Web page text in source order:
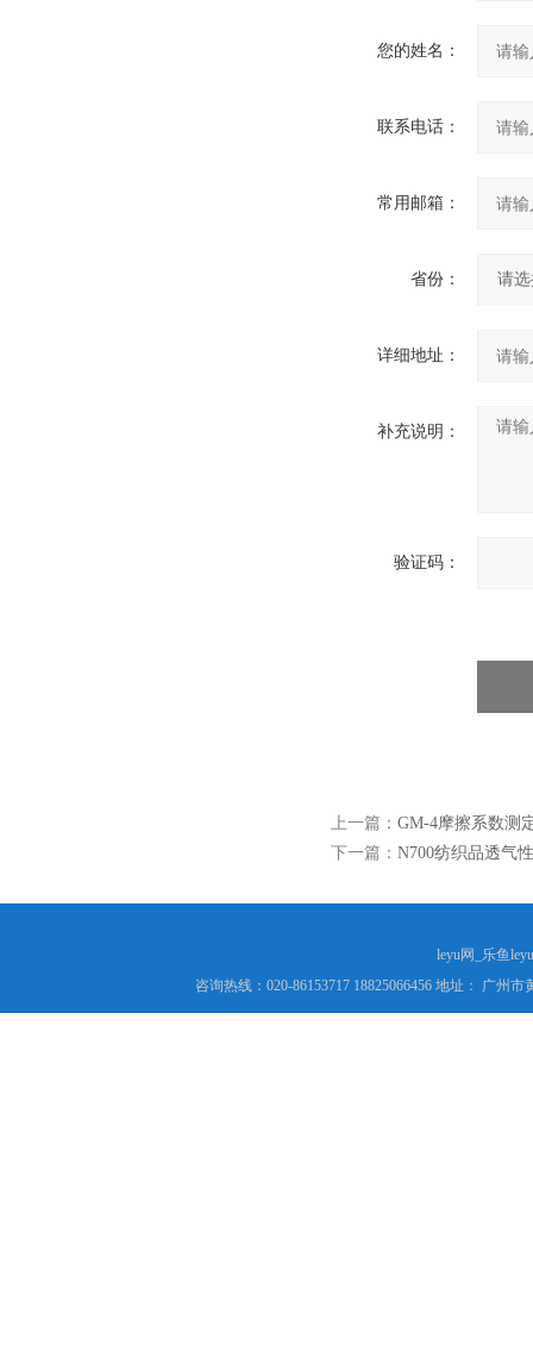
您的姓名：
联系电话：
常用邮箱：
省份：
详细地址：
补充说明：
验证码：
上一篇： GM-4摩擦系数测
下一篇： N700纺织品透气
leyu网_乐鱼
咨询热线：020-86153717 18825066456 地址： 广州